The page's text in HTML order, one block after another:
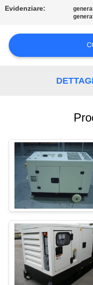
CONTATTICI
RICHIEDA
CITAZIONE
SITO
PRIVACY
POLICY
Evidenziare: